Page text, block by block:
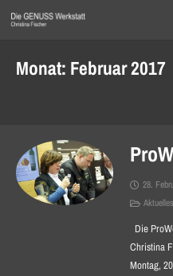
Monat: Februar 2017
28.
Aktuelles
Die
Christina
Montag,